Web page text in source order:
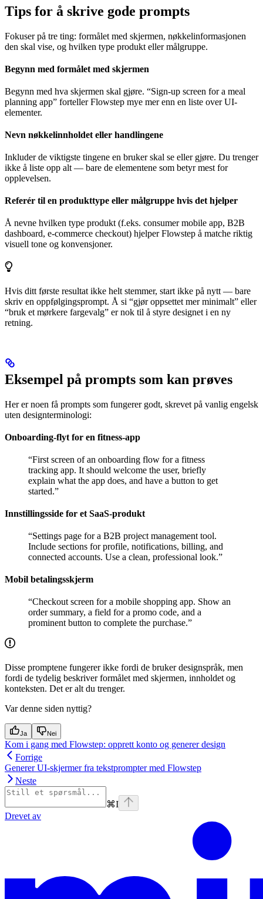
Tips for å skrive gode prompts
Fokuser på tre ting: formålet med skjermen, nøkkelinformasjonen
den skal vise, og hvilken type produkt eller målgruppe.
Begynn med formålet med skjermen
Begynn med hva skjermen skal gjøre. “Sign-up screen for a meal
planning app” forteller Flowstep mye mer enn en liste over UI-
elementer.
Nevn nøkkelinnholdet eller handlingene
Inkluder de viktigste tingene en bruker skal se eller gjøre. Du trenger
ikke å liste opp alt — bare de elementene som betyr mest for
opplevelsen.
Referér til en produkttype eller målgruppe hvis det hjelper
Å nevne hvilken type produkt (f.eks. consumer mobile app, B2B
dashboard, e-commerce checkout) hjelper Flowstep å matche riktig
visuell tone og konvensjoner.
Hvis ditt første resultat ikke helt stemmer, start ikke på nytt — bare
skriv en oppfølgingsprompt. Å si “gjør oppsettet mer minimalt” eller
“bruk et mørkere fargevalg” er nok til å styre designet i en ny
retning.
Eksempel på prompts som kan prøves
Her er noen få prompts som fungerer godt, skrevet på vanlig engelsk
uten designterminologi:
Onboarding-flyt for en fitness-app
“First screen of an onboarding flow for a fitness
tracking app. It should welcome the user, briefly
explain what the app does, and have a button to get
started.”
Innstillingsside for et SaaS-produkt
“Settings page for a B2B project management tool.
Include sections for profile, notifications, billing, and
connected accounts. Use a clean, professional look.”
Mobil betalingsskjerm
“Checkout screen for a mobile shopping app. Show an
order summary, a field for a promo code, and a
prominent button to complete the purchase.”
Disse promptene fungerer ikke fordi de bruker designspråk, men
fordi de tydelig beskriver formålet med skjermen, innholdet og
konteksten. Det er alt du trenger.
Var denne siden nyttig?
Ja Nei
Kom i gang med Flowstep: opprett konto og generer design
Forrige
Generer UI-skjermer fra tekstprompter med Flowstep
Neste
⌘I
Drevet av